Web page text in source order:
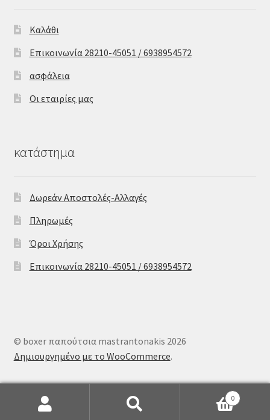
Καλάθι
Επικοινωνία 28210-45051 / 6938954572
ασφάλεια
Οι εταιρίες μας
κατάστημα
Δωρεάν Αποστολές-Αλλαγές
Πληρωμές
Όροι Χρήσης
Επικοινωνία 28210-45051 / 6938954572
© boxer παπούτσια mastrantonakis 2026
Δημιουργημένο με το WooCommerce.
Αναζήτηση
Αναζήτηση
0